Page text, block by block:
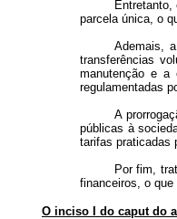
parcela única, o
Ademais,
transferências
manutenção e a
regulamentadas
A
públicas à
tarifas praticadas
Por fim,
financeiros, o que
O inciso I do caput do